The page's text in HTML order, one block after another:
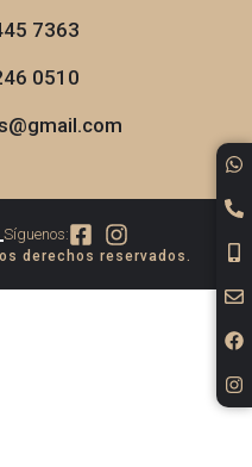
7363
0510
Síguenos:
derechos reservados.